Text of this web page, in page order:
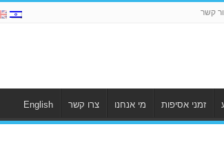
קשר
זמני אסיפות מי אנחנו צרו קשר English